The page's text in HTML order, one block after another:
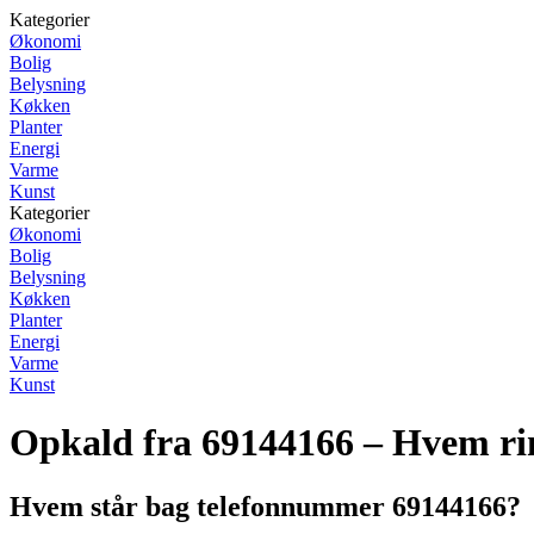
Kategorier
Økonomi
Bolig
Belysning
Køkken
Planter
Energi
Varme
Kunst
Kategorier
Økonomi
Bolig
Belysning
Køkken
Planter
Energi
Varme
Kunst
Opkald fra 69144166 – Hvem
Hvem står bag telefonnummer 69144166?